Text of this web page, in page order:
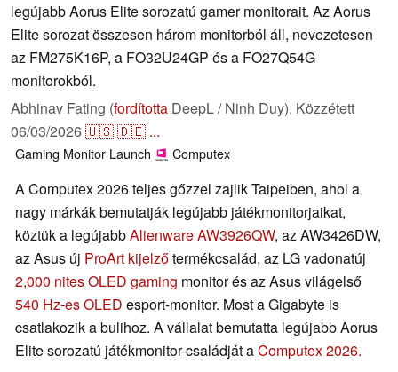
legújabb Aorus Elite sorozatú gamer monitorait. Az Aorus
Elite sorozat összesen három monitorból áll, nevezetesen
az FM275K16P, a FO32U24GP és a FO27Q54G
monitorokból.
Abhinav Fating (fordította DeepL / Ninh Duy), Közzétett
06/03/2026🇺🇸🇩🇪 ...
Gaming Monitor Launch Computex
A Computex 2026 teljes gőzzel zajlik Taipeiben, ahol a
nagy márkák bemutatják legújabb játékmonitorjaikat,
köztük a legújabbAlienware AW3926QW, az AW3426DW,
az Asus új ProArt kijelzőtermékcsalád, az LG vadonatúj
2,000 nites OLED gaming monitor és az Asus világelső
540 Hz-es OLED esport-monitor. Most a Gigabyte is
csatlakozik a bulihoz. A vállalat bemutatta legújabb Aorus
Elite sorozatú játékmonitor-családját aComputex 2026.